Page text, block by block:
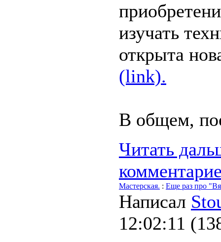
изучать
открыта
(link).
В общем,
Читать
Мастерская. : Еще раз про
Написал
12:02:11 (